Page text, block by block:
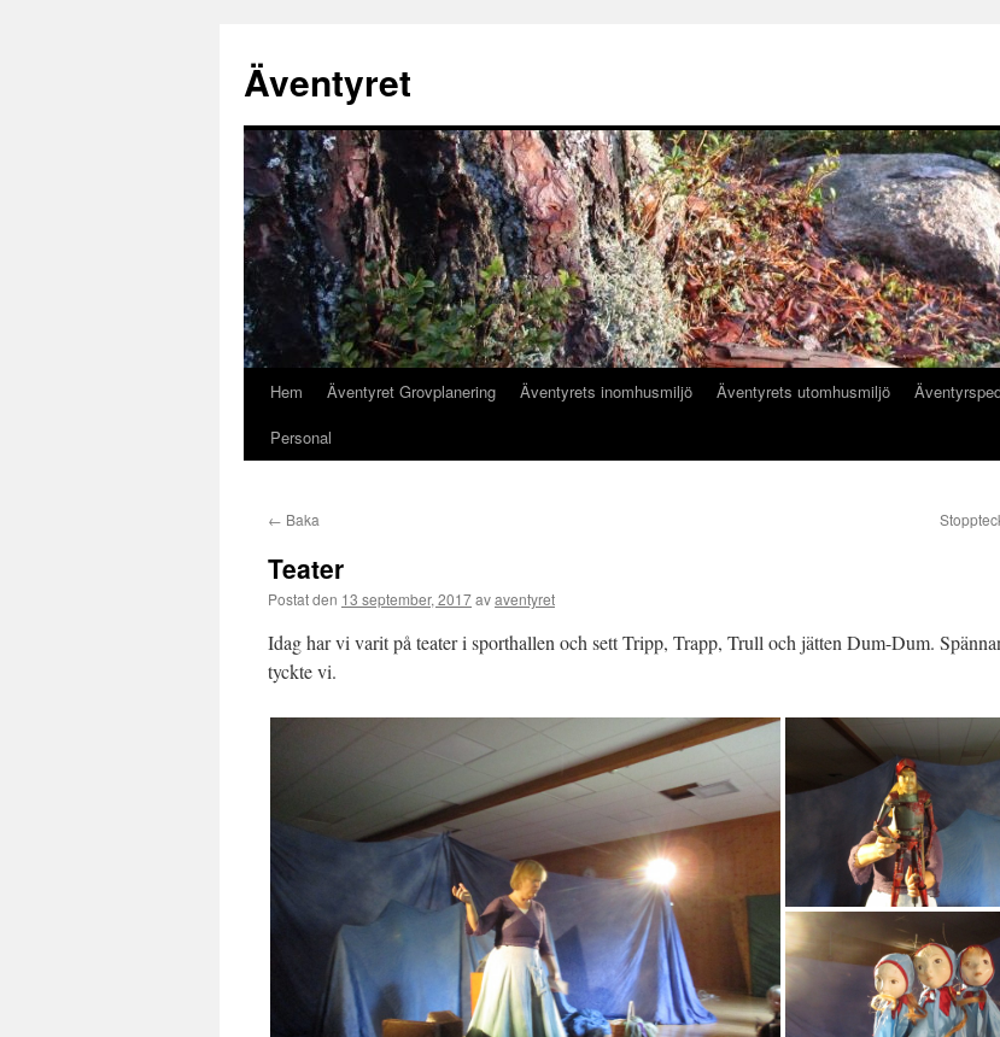
Äventyret
Hoppa
Hem Äventyret Grovplanering Äventyrets inomhusmiljö Äventyrets utomhusmiljö
Personal
← Baka
Teater
Postat den 13 september, 2017avaventyret
Idag har vi varit på teater i sporthallen och sett Tripp, Trapp, Trull och jätten Dum-Dum.
tyckte vi.